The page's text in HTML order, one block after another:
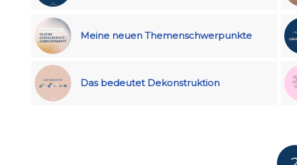
Meine neuen Themenschwerpunkte
Das bedeutet Dekonstruktion